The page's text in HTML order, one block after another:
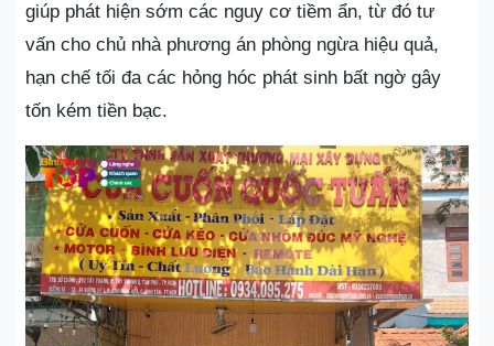
giúp phát hiện sớm các nguy cơ tiềm ẩn, từ đó tư
vấn cho chủ nhà phương án phòng ngừa hiệu quả,
hạn chế tối đa các hỏng hóc phát sinh bất ngờ gây
tốn kém tiền bạc.